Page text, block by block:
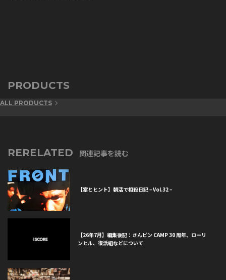
PRODUCTS
ALL PRODUCTS
RERELATED 関連記事を読む
【案とヒント】朝活で相殺日記 – Vol.32 –
【26年7月】編集後記：さんピン CAMP 30 周年、ローリ
ンヒル、復活組などについて